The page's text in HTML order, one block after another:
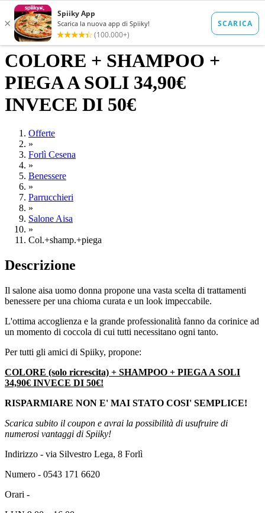
COLORE + SHAMPOO +
PIEGA A SOLI 34,90€
INVECE DI 50€
Offerte
»
Forlì Cesena
»
Benessere
»
Parrucchieri
»
Salone Aisa
»
Col.+shamp.+piega
Descrizione
Il salone aisa uomo donna propone una vasta scelta di trattamenti
benessere per una chioma curata e un look impeccabile.
L'ottima accoglienza e la grande professionalità fanno da corinice ad
un momento di coccola di cui tutti necessitano ogni tanto.
Per tutti gli amici di Spiiky, propone:
COLORE (solo ricrescita) + SHAMPOO + PIEGA A SOLI
34,90€ INVECE DI 50€!
RISPARMIARE NON E' MAI STATO COSI' SEMPLICE!
Scarica subito il coupon e avrai la possibilità di usufruire di
numerosi vantaggi di Spiiky!
Indirizzo - via Silvestro Lega, 8 Forlì
Numero - 0543 171 6620
Orari -